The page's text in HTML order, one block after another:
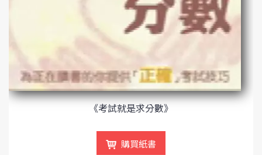
《考試就是求分數》
購買紙書